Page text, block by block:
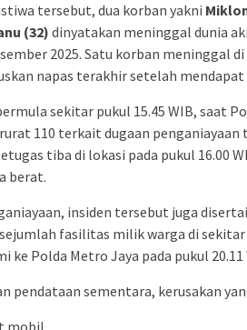
tersebut, dua korban yakni
(32)dinyatakan meninggal dunia
2025. Satu korban meninggal
napas terakhir setelah mendapat
sekitar pukul 15.45 WIB, saat
110 terkait dugaan penganiayaan
tiba di lokasi pada pukul 16.00
berat.
insiden tersebut juga
fasilitas milik warga di
ke Polda Metro Jaya pada pukul 20.11
pendataan sementara, kerusakan